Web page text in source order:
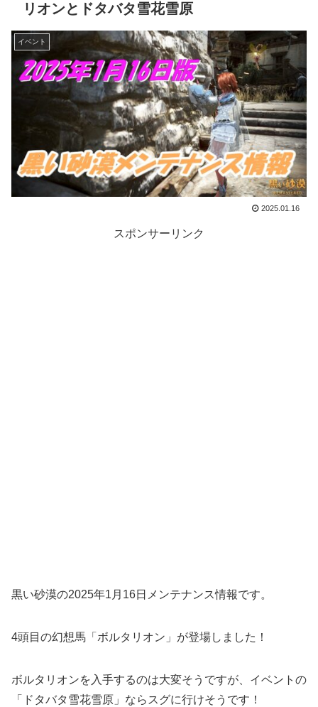
リオンとドタバタ雪花雪原
イベント
2025.01.16
スポンサーリンク
黒い砂漠の2025年1月16日メンテナンス情報です。
4頭目の幻想馬「ボルタリオン」が登場しました！
ボルタリオンを入手するのは大変そうですが、イベントの
「ドタバタ雪花雪原」ならスグに行けそうです！